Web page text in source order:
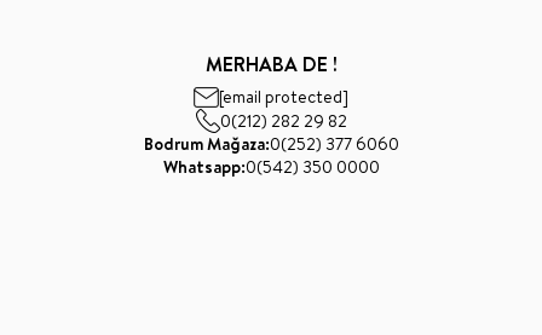
MERHABA DE !
[email protected]
0(212) 282 29 82
Bodrum Mağaza:0(252) 377 6060
Whatsapp:0(542) 350 0000